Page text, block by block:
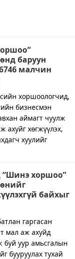
баруун
малчин
хоршоологчид,
бизнесмэн
аймагт чуулж
ахуйг хөгжүүлэх,
хуулийг
хоршоо”
байхыг
гаргасан
мал аж ахуйд
буй уур амьсгалын
бууруулах тухай